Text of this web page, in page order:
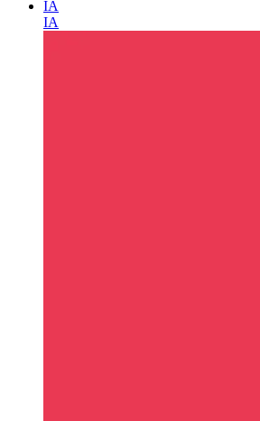
IA
IA